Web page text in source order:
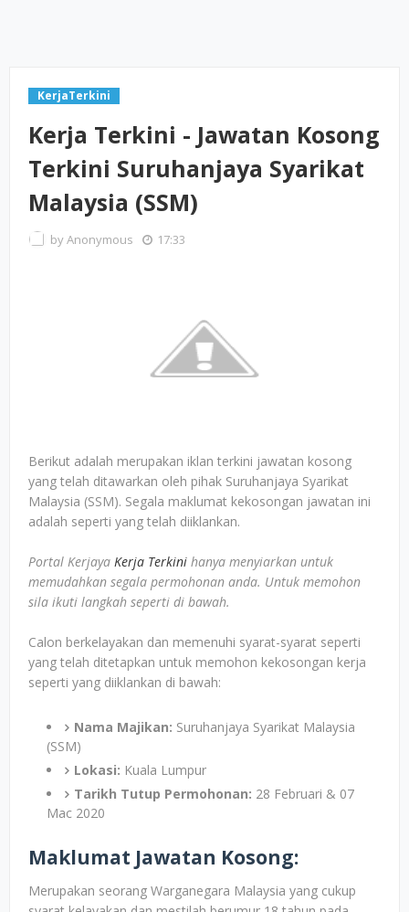
KerjaTerkini
Kerja Terkini - Jawatan Kosong
Terkini Suruhanjaya Syarikat
Malaysia (SSM)
byAnonymous 17:33
Berikut adalah merupakan iklan terkini jawatan kosong
yang telah ditawarkan oleh pihak Suruhanjaya Syarikat
Malaysia (SSM). Segala maklumat kekosongan jawatan ini
adalah seperti yang telah diiklankan.
Portal Kerjaya Kerja Terkini hanya menyiarkan untuk
memudahkan segala permohonan anda. Untuk memohon
sila ikuti langkah seperti di bawah.
Calon berkelayakan dan memenuhi syarat-syarat seperti
yang telah ditetapkan untuk memohon kekosongan kerja
seperti yang diiklankan di bawah:
Nama Majikan: Suruhanjaya Syarikat Malaysia
(SSM)
Lokasi: Kuala Lumpur
Tarikh Tutup Permohonan: 28 Februari & 07
Mac 2020
Maklumat Jawatan Kosong:
Merupakan seorang Warganegara Malaysia yang cukup